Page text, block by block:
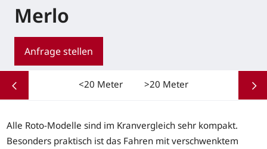
Merlo
Anfrage stellen
<20 Meter >20 Meter
Alle Roto-Modelle sind im Kranvergleich sehr kompakt.
Besonders praktisch ist das Fahren mit verschwenktem